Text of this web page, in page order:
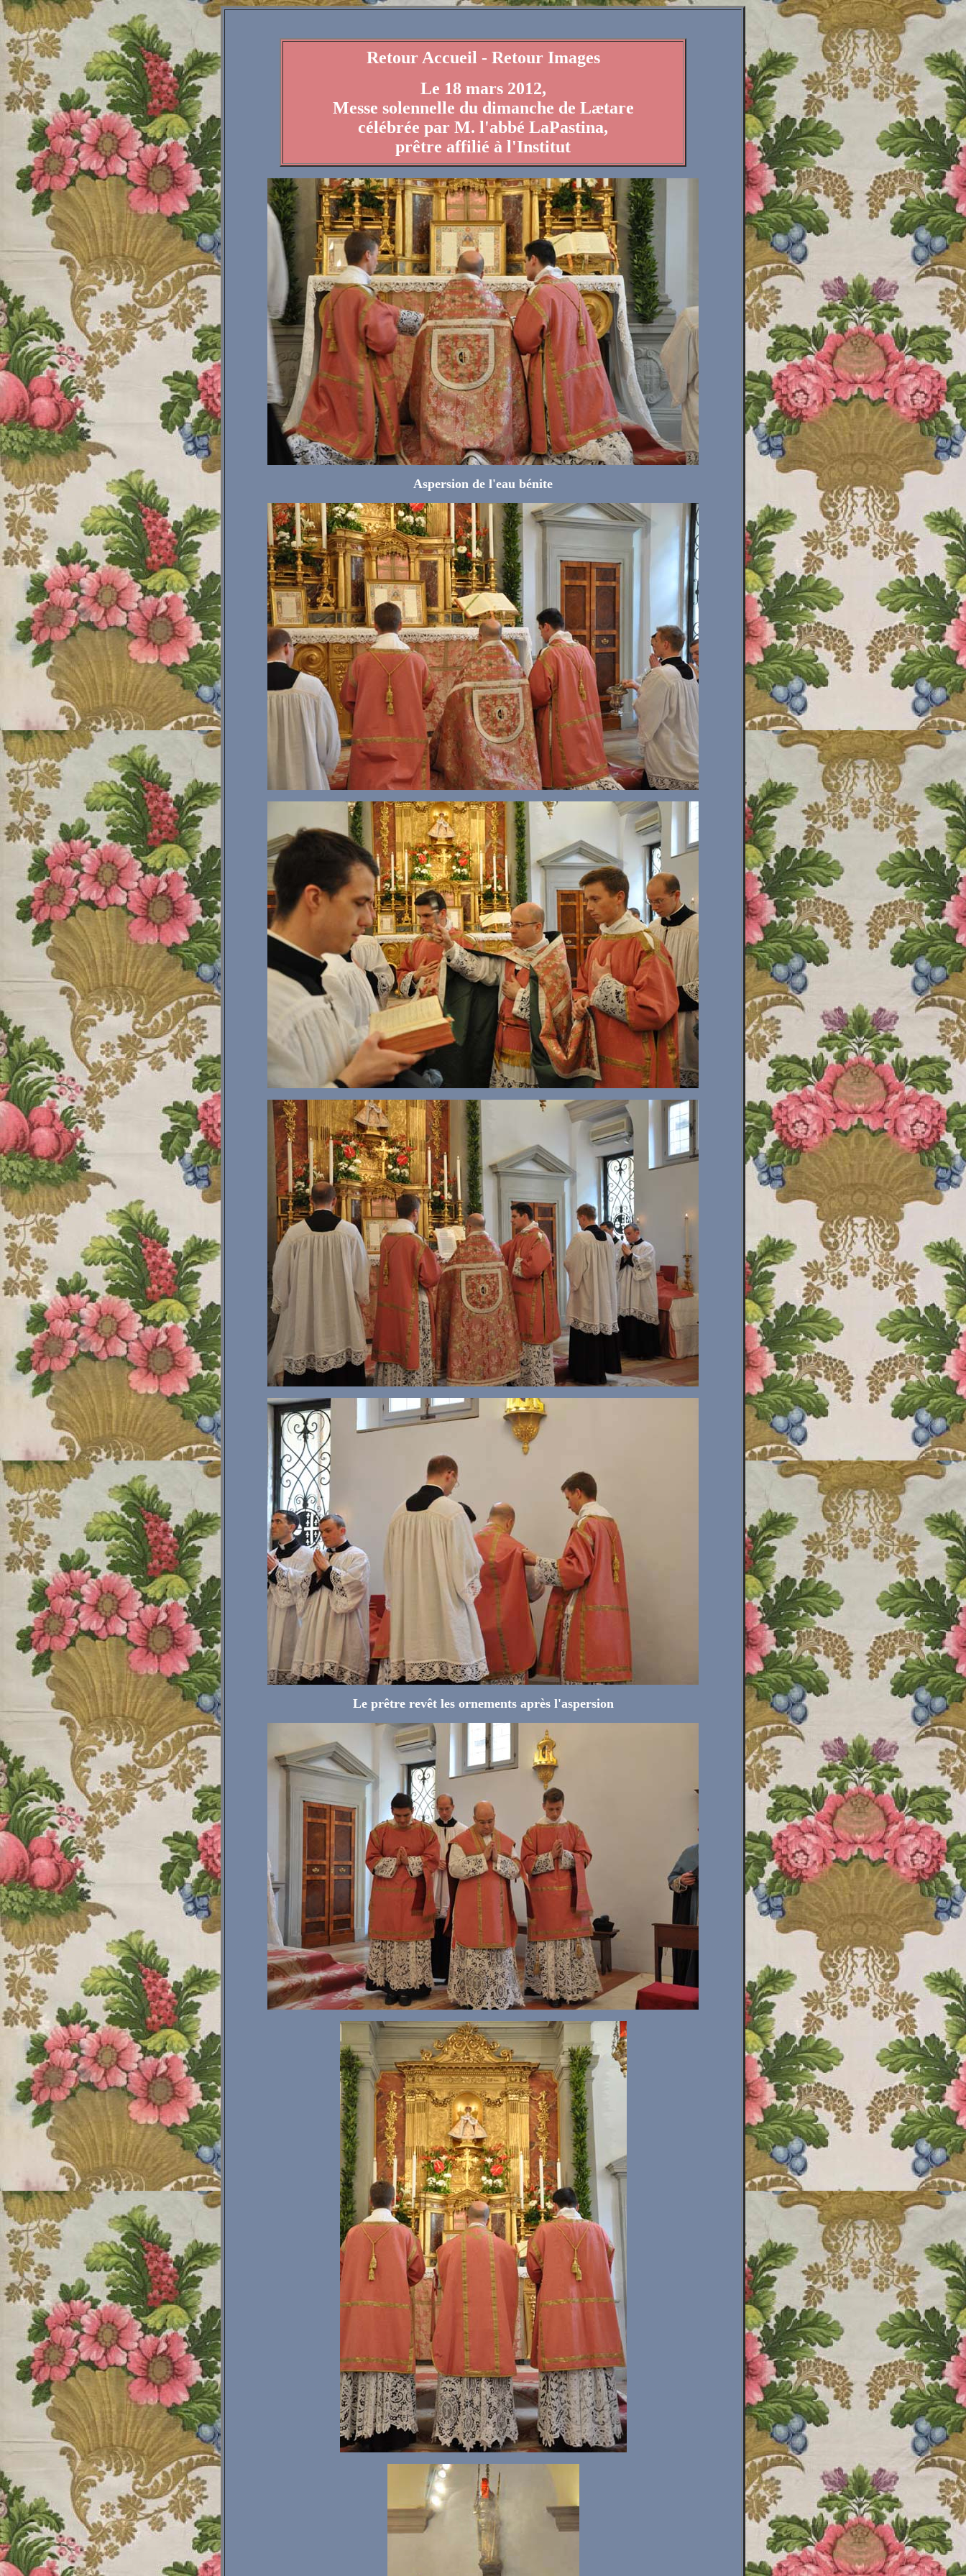
Retour Accueil - Retour Images
Le 18 mars 2012,
Messe solennelle du dimanche de Lætare
célébrée par M. l'abbé LaPastina,
prêtre affilié à l'Institut
Aspersion de l'eau bénite
Le prêtre revêt les ornements après l'aspersion